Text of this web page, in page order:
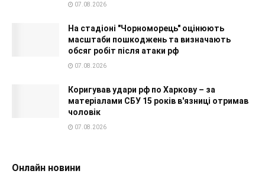
07.08.2026
На стадіоні "Чорноморець" оцінюють
масштаби пошкоджень та визначають
обсяг робіт після атаки рф
07.08.2026
Коригував удари рф по Харкову – за
матеріалами СБУ 15 років в'язниці отримав
чоловік
07.08.2026
Онлайн новини